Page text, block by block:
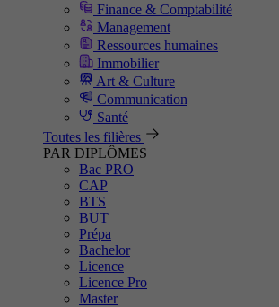
Finance & Comptabilité
Management
Ressources humaines
Immobilier
Art & Culture
Communication
Santé
Toutes les filières
PAR DIPLÔMES
Bac PRO
CAP
BTS
BUT
Prépa
Bachelor
Licence
Licence Pro
Master